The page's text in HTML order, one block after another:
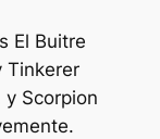
El Buitre
Tinkerer
Scorpion